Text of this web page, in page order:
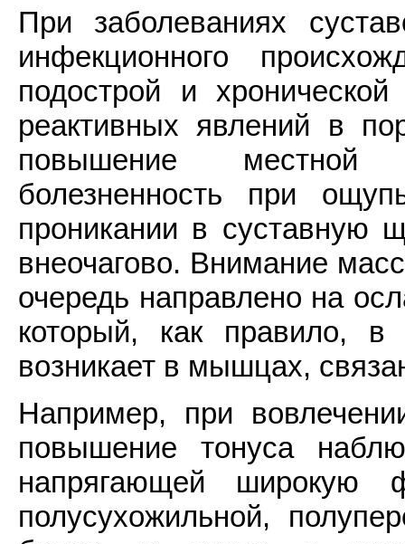
При заболеваниях
инфекционного
подострой и
реактивных явлений в
повышение местной
болезненность при
проникании в суставную
внеочагово. Внимание
очередь направлено на
который, как правило, в
возникает в мышцах,
Например, при
повышение тонуса
напрягающей широкую
полусухожильной,